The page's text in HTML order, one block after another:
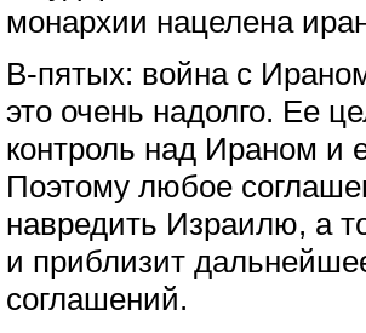
монархии нацелена
В-пятых: война с
это очень надолго. Ее
контроль над Ираном и
Поэтому любое
навредить Израилю, а
и приблизит
соглашений.